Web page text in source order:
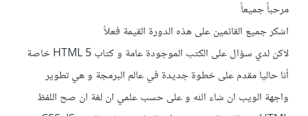
مرحباً جميعاً
اشكر جميع القائمين على هذه الدورة القيمة فعلاً
لاكن لدي سؤال على الكتب الموجودة عامة و كتاب HTML 5 خاصة
أنا حاليا مقدم على خطوة جديدة في عالم البرمجة و هي تطوير
واجهة الويب ان شاء الله و على حسب علمي ان لغة ان صح اللفظ